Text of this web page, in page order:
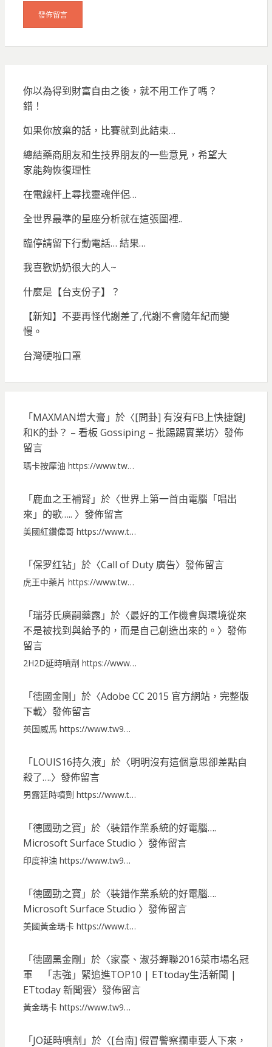
你以為得到財富自由之後，就不用工作了嗎？
錯！
如果你放棄的話，比賽就到此結束…
總結藥商朋友和生技界朋友的一些意見，希望大
家能夠恢復理性
在電線杆上尋找靈魂伴侶…
全世界最準的星座分析就在這張圖裡..
臨停請留下行動電話… 結果…
我喜歡奶奶很大的人~
什麼是【台支份子】？
【新知】不要再怪代謝差了,代謝不會隨年紀而變
慢。
台灣硬啦口罩
「MAXMAN增大膏 」於〈[問卦] 有沒有FB上快捷鍵J
和K的卦？ – 看板 Gossiping – 批踢踢實業坊〉發佈
留言
瑪卡按摩油 https://www.tw…
「鹿血之王補腎 」於〈世界上第一首由電腦「唱出
來」的歌….. 〉發佈留言
美國紅鑽偉哥 https://www.t…
「保罗红钻」於〈Call of Duty 廣告〉發佈留言
虎王中藥片 https://www.tw…
「瑞芬氏廣嗣藥露」於〈最好的工作機會與環境從來
不是被找到與給予的，而是自己創造出來的。 〉發佈
留言
2H2D延時噴劑 https://www…
「德國金剛 」於〈Adobe CC 2015 官方網站，完整版
下載〉發佈留言
英国威馬 https://www.tw9…
「LOUIS16持久液」於〈明明沒有這個意思卻差點自
殺了….〉發佈留言
男露延時噴劑 https://www.t…
「德國勁之寶 」於〈裝錯作業系統的好電腦….
Microsoft Surface Studio 〉發佈留言
印度神油 https://www.tw9…
「德國勁之寶 」於〈裝錯作業系統的好電腦….
Microsoft Surface Studio 〉發佈留言
美國黃金瑪卡 https://www.t…
「德國黑金剛 」於〈家豪、淑芬蟬聯2016菜市場名冠
軍 「志強」緊追進TOP10 | ETtoday生活新聞 |
ETtoday 新聞雲〉發佈留言
黃金瑪卡 https://www.tw9…
「JO延時噴劑 」於〈[台南] 假冒警察攔車要人下來，